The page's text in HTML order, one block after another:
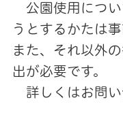
公園使用につい
うとするかたは
また、それ以外
出が必要です。
詳しくはお問い